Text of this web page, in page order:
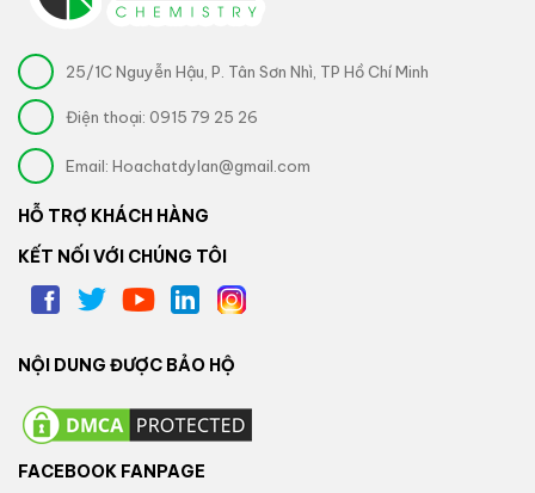
25/1C Nguyễn Hậu, P. Tân Sơn Nhì, TP Hồ Chí Minh
Điện thoại: 0915 79 25 26
Email: Hoachatdylan@gmail.com
HỖ TRỢ KHÁCH HÀNG
KẾT NỐI VỚI CHÚNG TÔI
NỘI DUNG ĐƯỢC BẢO HỘ
FACEBOOK FANPAGE